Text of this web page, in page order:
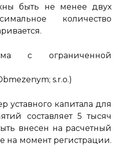
быть не менее двух
количество
с ограниченной
s.r.o.)
капитала для
составляет 5 тысяч
внесен на расчетный
на момент регистрации.